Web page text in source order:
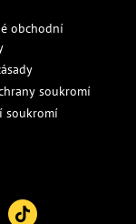
obchodní
soukromí
soukromí